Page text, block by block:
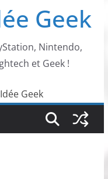
Geek
Nintendo,
et Geek !